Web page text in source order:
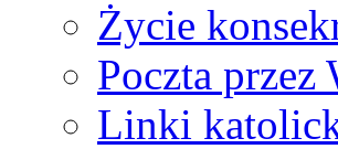
Życie
Poczta przez
Linki